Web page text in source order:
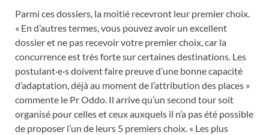
Parmi ces dossiers, la moitié recevront leur premier choix.
« En d’autres termes, vous pouvez avoir un excellent
dossier et ne pas recevoir votre premier choix, car la
concurrence est très forte sur certaines destinations. Les
postulant·e·s doivent faire preuve d’une bonne capacité
d’adaptation, déjà au moment de l’attribution des places »
commente le Pr Oddo. Il arrive qu’un second tour soit
organisé pour celles et ceux auxquels il n’a pas été possible
de proposer l’un de leurs 5 premiers choix. « Les plus